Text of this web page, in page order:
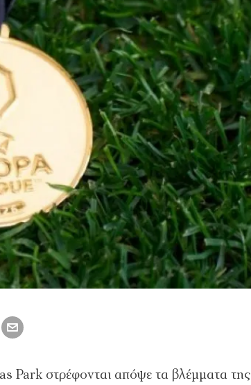
Park στρέφονται απόψε τα βλέμματα της